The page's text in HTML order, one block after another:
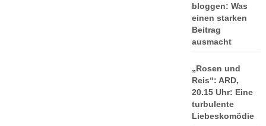
bloggen: Was
einen starken
Beitrag
ausmacht
„Rosen und
Reis“: ARD,
20.15 Uhr: Eine
turbulente
Liebeskomödie